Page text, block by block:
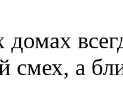
смех, а